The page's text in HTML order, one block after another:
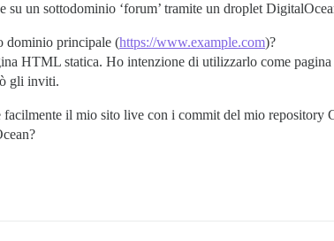
su un sottodominio ‘forum’ tramite un droplet
dominio principale (https://www.example.com)?
HTML statica. Ho intenzione di utilizzarlo come
gli inviti.
facilmente il mio sito live con i commit del mio repository